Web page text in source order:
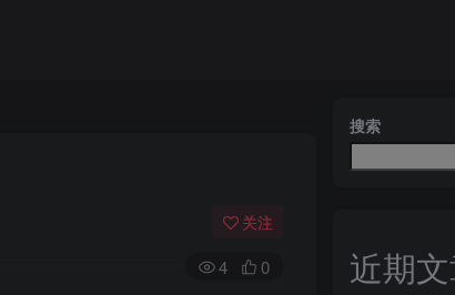
关注
4 0
搜索
近期